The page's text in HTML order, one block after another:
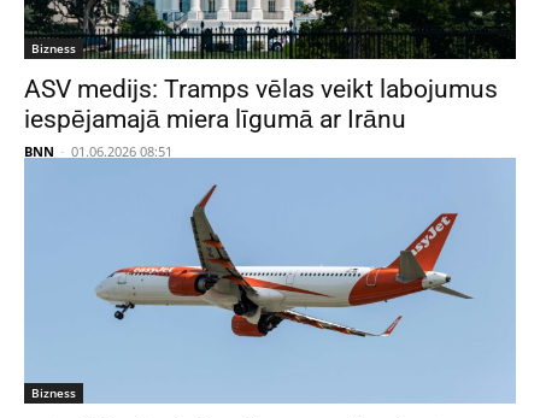
Bizness
ASV medijs: Tramps vēlas veikt labojumus
iespējamajā miera līgumā ar Irānu
BNN - 01.06.2026 08:51
Bizness